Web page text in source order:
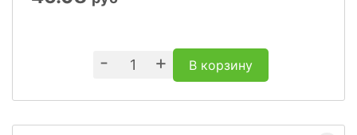
- + В корзину